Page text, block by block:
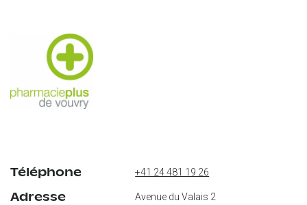
Téléphone +41 24 481 19 26
Adresse
Avenue du Valais 2